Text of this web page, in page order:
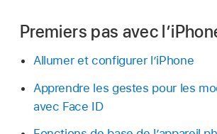
Premiers pas avec
Allumer et configurer l’iPhone
Apprendre les gestes pour les
avec Face ID